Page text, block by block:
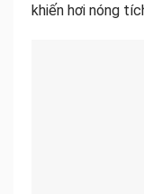
khiến hơi nóng